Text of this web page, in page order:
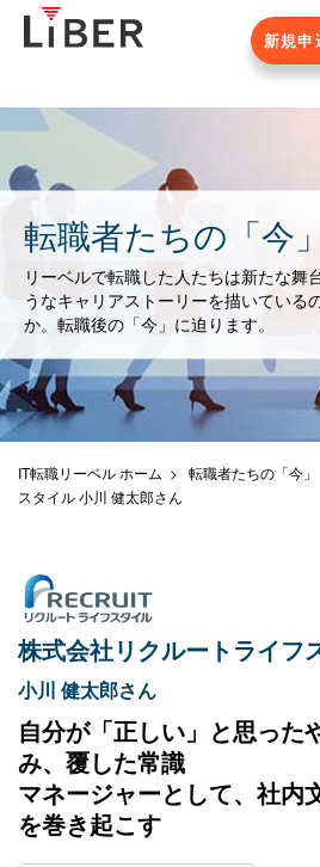
新規申
転職者たちの「今」
リーベルで転職した人たちは新たな舞
うなキャリアストーリーを描いている
か。転職後の「今」に迫ります。
IT転職リーベル ホーム 転職者たちの「今」
スタイル 小川 健太郎さん
株式会社リクルートライフ
小川 健太郎さん
自分が「正しい」と思った
み、覆した常識
マネージャーとして、社内
を巻き起こす